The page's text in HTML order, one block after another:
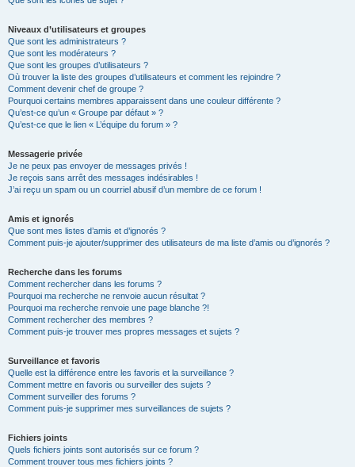
Niveaux d’utilisateurs et groupes
Que sont les administrateurs ?
Que sont les modérateurs ?
Que sont les groupes d’utilisateurs ?
Où trouver la liste des groupes d’utilisateurs et comment les rejoindre ?
Comment devenir chef de groupe ?
Pourquoi certains membres apparaissent dans une couleur différente ?
Qu’est-ce qu’un « Groupe par défaut » ?
Qu’est-ce que le lien « L’équipe du forum » ?
Messagerie privée
Je ne peux pas envoyer de messages privés !
Je reçois sans arrêt des messages indésirables !
J’ai reçu un spam ou un courriel abusif d’un membre de ce forum !
Amis et ignorés
Que sont mes listes d’amis et d’ignorés ?
Comment puis-je ajouter/supprimer des utilisateurs de ma liste d’amis ou d’ignorés ?
Recherche dans les forums
Comment rechercher dans les forums ?
Pourquoi ma recherche ne renvoie aucun résultat ?
Pourquoi ma recherche renvoie une page blanche ?!
Comment rechercher des membres ?
Comment puis-je trouver mes propres messages et sujets ?
Surveillance et favoris
Quelle est la différence entre les favoris et la surveillance ?
Comment mettre en favoris ou surveiller des sujets ?
Comment surveiller des forums ?
Comment puis-je supprimer mes surveillances de sujets ?
Fichiers joints
Quels fichiers joints sont autorisés sur ce forum ?
Comment trouver tous mes fichiers joints ?